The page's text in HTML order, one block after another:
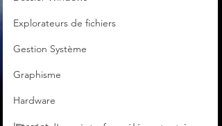
Explorateurs de fichiers
Gestion Système
Graphisme
Hardware